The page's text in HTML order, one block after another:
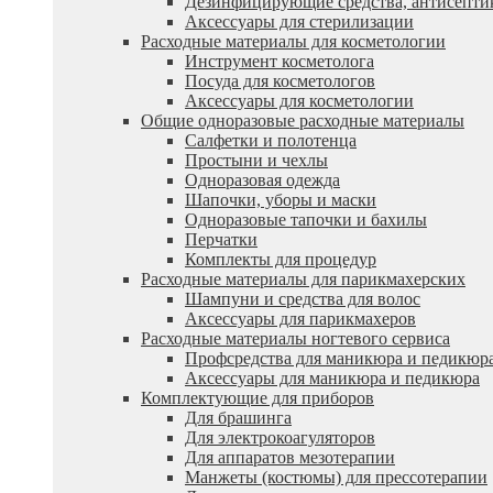
Аксессуары для стерилизации
Расходные материалы для косметологии
Инструмент косметолога
Посуда для косметологов
Аксессуары для косметологии
Общие одноразовые расходные материалы
Салфетки и полотенца
Простыни и чехлы
Одноразовая одежда
Шапочки, уборы и маски
Одноразовые тапочки и бахилы
Перчатки
Комплекты для процедур
Расходные материалы для парикмахерских
Шампуни и средства для волос
Аксессуары для парикмахеров
Расходные материалы ногтевого сервиса
Профсредства для маникюра и
Аксессуары для маникюра и педикюра
Комплектующие для приборов
Для брашинга
Для электрокоагуляторов
Для аппаратов мезотерапии
Манжеты (костюмы) для прессотерапии